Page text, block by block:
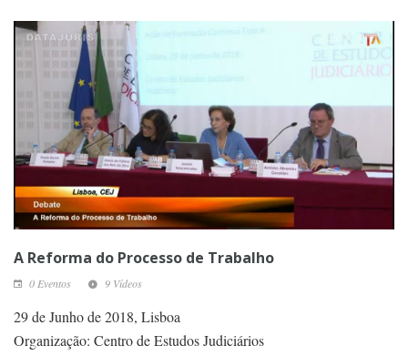
A Reforma do Processo de Trabalho
0 Eventos 9 Vídeos
29 de Junho de 2018, Lisboa
Organização: Centro de Estudos Judiciários